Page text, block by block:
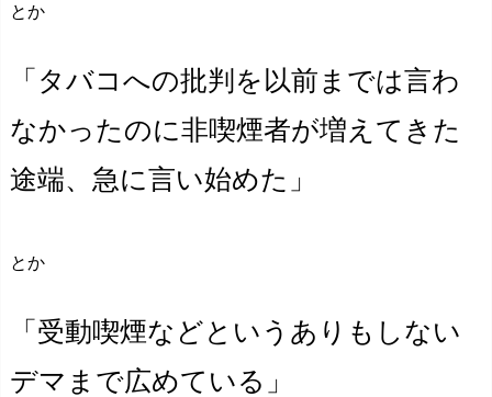
とか
「タバコへの批判を以前までは言わ
なかったのに非喫煙者が増えてきた
途端、急に言い始めた」
とか
「受動喫煙などというありもしない
デマまで広めている」